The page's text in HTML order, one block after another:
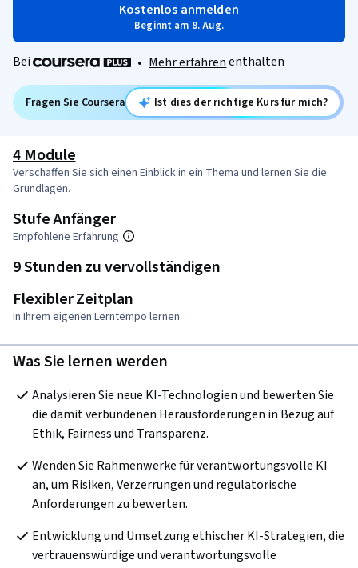
Kostenlos anmelden
Beginnt am 8. Aug.
Bei • Mehr erfahrenenthalten
Fragen Sie Coursera Ist dies der richtige Kurs für mich?
4 Module
Verschaffen Sie sich einen Einblick in ein Thema und lernen Sie die
Grundlagen.
Stufe Anfänger
Empfohlene Erfahrung
9 Stunden zu vervollständigen
Flexibler Zeitplan
In Ihrem eigenen Lerntempo lernen
Was Sie lernen werden
Analysieren Sie neue KI-Technologien und bewerten Sie
die damit verbundenen Herausforderungen in Bezug auf
Ethik, Fairness und Transparenz.
Wenden Sie Rahmenwerke für verantwortungsvolle KI
an, um Risiken, Verzerrungen und regulatorische
Anforderungen zu bewerten.
Entwicklung und Umsetzung ethischer KI-Strategien, die
vertrauenswürdige und verantwortungsvolle